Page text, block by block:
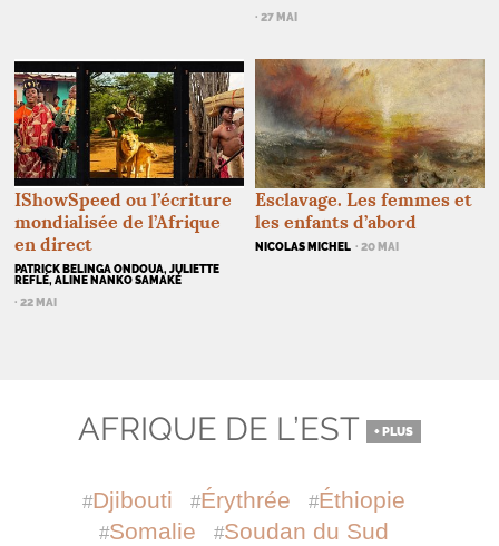
· 27 MAI
IShowSpeed ou l’écriture
mondialisée de l’Afrique
en direct
PATRICK BELINGA ONDOUA, JULIETTE
REFLÉ, ALINE NANKO SAMAKÉ
· 22 MAI
Esclavage. Les femmes et
les enfants d’abord
NICOLAS MICHEL · 20 MAI
AFRIQUE DE L’EST + PLUS
Djibouti Érythrée
Éthiopie
Somalie
Soudan du Sud